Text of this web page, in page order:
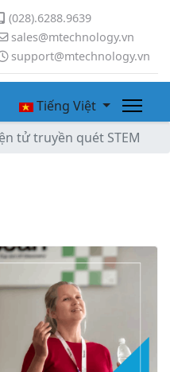
(028).6288.9639
sales@mtechnology.vn
support@mtechnology.vn
Tiếng Việt
tử truyền quét STEM